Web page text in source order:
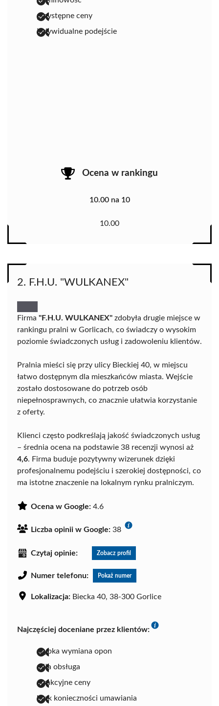
przystępne ceny
indywidualne podejście
Ocena w rankingu
10.00 na 10
10.00
2. F.H.U. "WULKANEX"
Firma "F.H.U. WULKANEX" zdobyła drugie miejsce w
rankingu pralni w Gorlicach, co świadczy o wysokim
poziomie świadczonych usług i zadowoleniu klientów.
Pralnia mieści się przy ulicy Bieckiej 40, w miejscu
łatwo dostępnym dla mieszkańców miasta. Wejście
zostało dostosowane do potrzeb osób
niepełnosprawnych, co znacznie ułatwia korzystanie
z oferty.
Klienci często podkreślają jakość świadczonych usług
– średnia ocena na podstawie 38 recenzji wynosi aż
4,6. Firma buduje pozytywny wizerunek dzięki
profesjonalnemu podejściu i szerokiej dostępności, co
ma istotne znaczenie na lokalnym rynku pralniczym.
Ocena w Google: 4.6
Liczba opinii w Google: 38
Czytaj opinie: Zobacz profil
Numer telefonu: Pokaż numer
Lokalizacja: Biecka 40, 38-300 Gorlice
Najczęściej doceniane przez klientów:
szybka wymiana opon
miła obsługa
atrakcyjne ceny
brak konieczności umawiania